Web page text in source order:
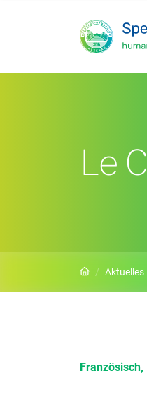
Le
Startseite
Aktuelles
Französisch,